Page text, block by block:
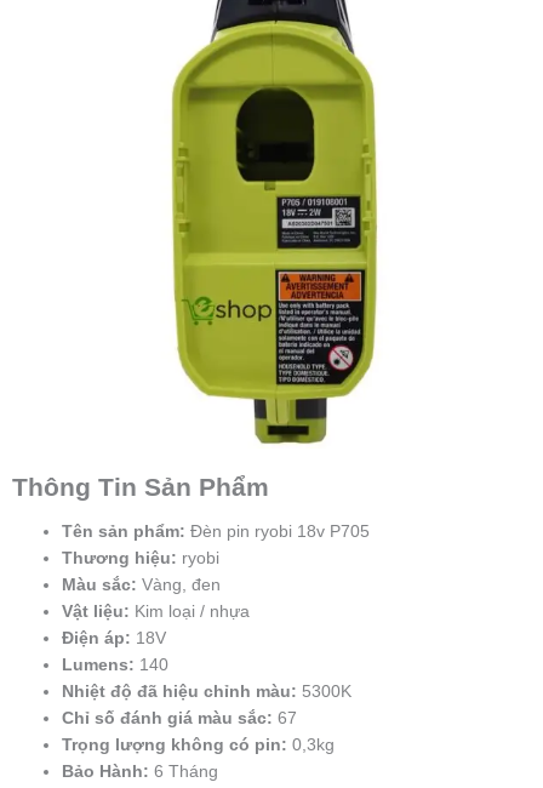
Thông Tin Sản Phẩm
Tên sản phẩm: Đèn pin ryobi 18v P705
Thương hiệu: ryobi
Màu sắc: Vàng, đen
Vật liệu: Kim loại / nhựa
Điện áp: 18V
Lumens: 140
Nhiệt độ đã hiệu chỉnh màu: 5300K
Chỉ số đánh giá màu sắc: 67
Trọng lượng không có pin: 0,3kg
Bảo Hành: 6 Tháng